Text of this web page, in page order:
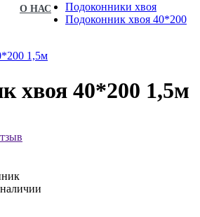
О НАС
Подоконники хвоя
Подоконник хвоя 40*200
хвоя 40*200 1,5м